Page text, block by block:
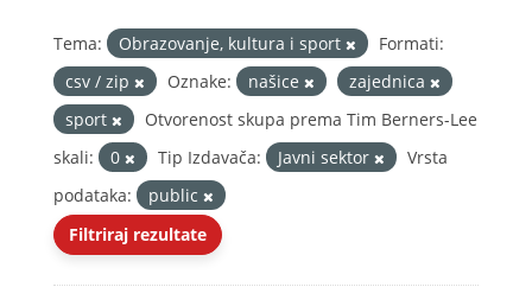
Tema: Obrazovanje, kultura i sport
Formati:
csv / zip
Oznake: našice
zajednica
sport
Otvorenost skupa prema Tim Berners-Lee
skali:
0 Tip Izdavača: Javni sektor
Vrsta
podataka:
public
Filtriraj rezultate